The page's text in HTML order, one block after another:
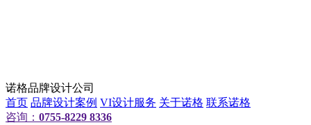
诺格品牌设计公司
首页 品牌设计案例 VI设计服务 关于诺格 联系诺格
咨询： 0755-8229 8336